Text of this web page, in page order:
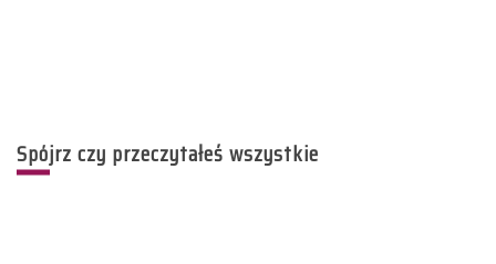
Spójrz czy przeczytałeś wszystkie